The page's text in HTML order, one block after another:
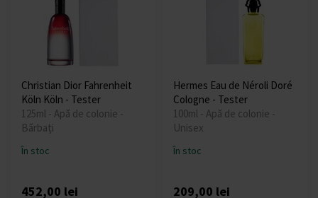
Christian Dior Fahrenheit
Köln Köln - Tester
125ml - Apă de colonie -
Bărbați
În stoc
452,00 lei
Hermes Eau de Néroli Doré
Cologne - Tester
100ml - Apă de colonie -
Unisex
În stoc
209,00 lei